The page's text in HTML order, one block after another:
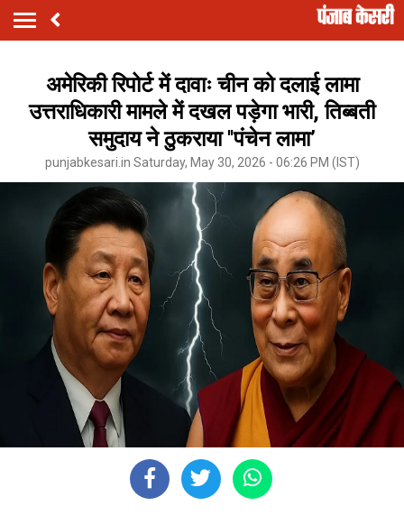
अमेरिकी रिपोर्ट में दावाः चीन को दलाई लामा
उत्तराधिकारी मामले में दखल पड़ेगा भारी, तिब्बती
समुदाय ने ठुकराया ''पंचेन लामा’
punjabkesari.in Saturday, May 30, 2026 - 06:26 PM (IST)